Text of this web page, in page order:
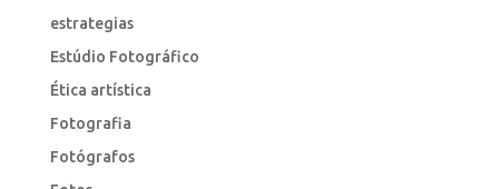
estrategias
Estúdio Fotográfico
Ética artística
Fotografia
Fotógrafos